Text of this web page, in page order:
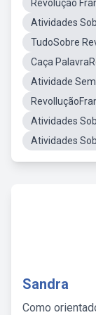
Revolução
Atividades
TudoSobre
Caça
Atividade
Atividades
Atividades
Sandra
Como